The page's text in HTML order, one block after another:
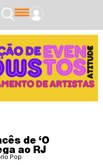
de ‘O
ao RJ
Pop